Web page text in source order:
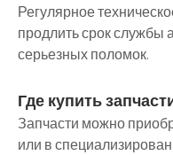
Регулярное
продлить срок службы
серьезных поломок.
Где купить
Запчасти можно
или в